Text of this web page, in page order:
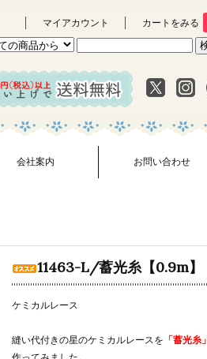
マイアカウント カートをみる
会社案内 お問い合わせ
11463-L/蓄光糸【0.9m】
ケミカルレース
縫い代付きの星のケミカルレースを 「蓄光糸」